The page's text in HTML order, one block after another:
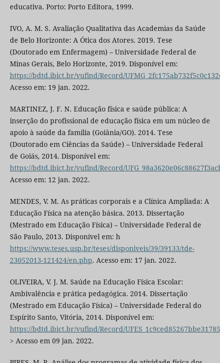
educativa. Porto: Porto Editora, 1999.
IVO, A. M. S. Avaliação Qualitativa das Academias da Saúde
de Belo Horizonte: A Ótica dos Atores. 2019. Tese
(Doutorado em Enfermagem) – Universidade Federal de
Minas Gerais, Belo Horizonte, 2019. Disponível em:
https://bdtd.ibict.br/vufind/Record/
Acesso em: 19 jan. 2022.
MARTINEZ, J. F. N. Educação física e saúde pública: A
inserção do profissional de educação física em um núcleo de
apoio à saúde da família (Goiânia/GO). 2014. Tese
(Doutorado em Ciências da Saúde) – Universidade Federal
de Goiás, 2014. Disponível em:
https://bdtd.ibict.br/vufind/Record/
Acesso em: 12 jan. 2022.
MENDES, V. M. As práticas corporais e a Clínica Ampliada: A
Educação Física na atenção básica. 2013. Dissertação
(Mestrado em Educação Física) – Universidade Federal de
São Paulo, 2013. Disponível em: h
https://www.teses.usp.br/teses/disponiveis/39/39133/tde-
23052013-121424/en.php. Acesso em: 17 jan. 2022.
OLIVEIRA, V. J. M. Saúde na Educação Física Escolar:
Ambivalência e prática pedagógica. 2014. Dissertação
(Mestrado em Educação Física) – Universidade Federal do
Espírito Santo, Vitória, 2014. Disponível em:
https://bdtd.ibict.br/vufind/Record/
> Acesso em 09 jan. 2022.